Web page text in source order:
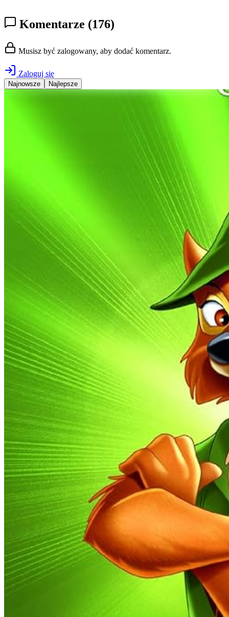
Komentarze (176)
Musisz być zalogowany, aby dodać komentarz.
Zaloguj się
Najnowsze Najlepsze